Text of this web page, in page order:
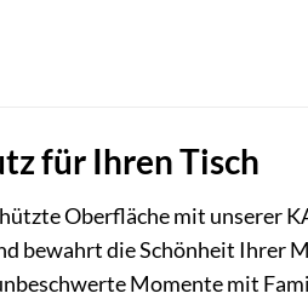
für Ihren Tisch
Oberfläche mit unserer
bewahrt die Schönheit Ihrer
Momente mit